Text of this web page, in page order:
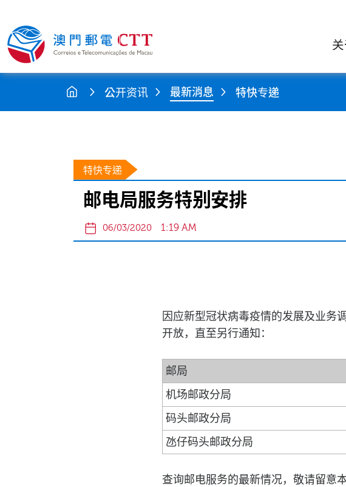
公开资讯 最新消息 特快专递
特快专递
邮电局服务特别安排
06/03/2020 1:19 AM
因应新型冠状病毒疫情的发展及业务
开放，直至另行通知：
邮局
机场邮政分局
码头邮政分局
氹仔码头邮政分局
查询邮电服务的最新情况，敬请留意